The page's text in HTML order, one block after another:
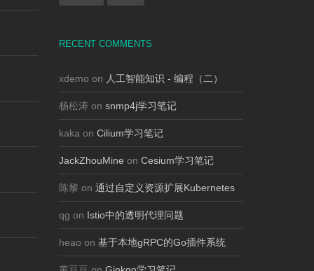
RECENT COMMENTS
xdemo on 人工智能知识 - 编程（二）
杨松涛 on snmp4j学习笔记
kaka on Cilium学习笔记
JackZhouMine on Cesium学习笔记
陈黎 on 通过自定义资源扩展Kubernetes
qg on Istio中的透明代理问题
heao on 基于本地gRPC的Go插件系统